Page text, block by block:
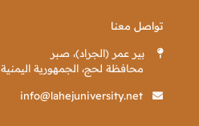
تواصل معنا
بير عمر (الجراد)، صبر
محافظة لحج، الجمهورية اليمنية
info@lahejuniversity.net